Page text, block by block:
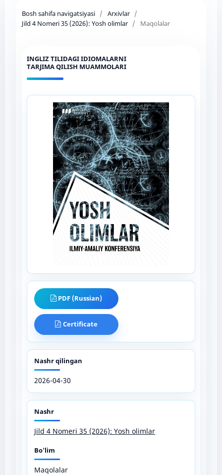
Bosh sahifa navigatsiyasi / Arxivlar /
Jild 4 Nomeri 35 (2026): Yosh olimlar / Maqolalar
INGLIZ TILIDAGI IDIOMALARNI
TARJIMA QILISH MUAMMOLARI
PDF (Russian)
Certificate
Nashr qilingan
2026-04-30
Nashr
Jild 4 Nomeri 35 (2026): Yosh olimlar
Bo'lim
Maqolalar